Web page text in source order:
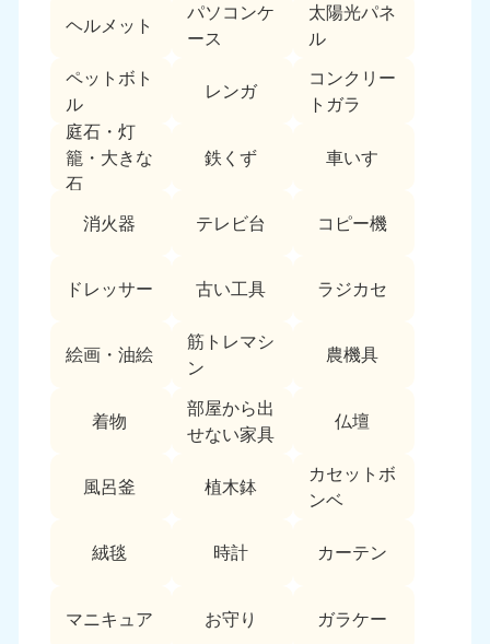
ヘルメット
パソコンケ
ース
太陽光パネ
ル
ペットボト
ル
レンガ
コンクリー
トガラ
庭石・灯
籠・大きな
石
鉄くず 車いす
消火器 テレビ台 コピー機
ドレッサー 古い工具 ラジカセ
絵画・油絵
筋トレマシ
ン
農機具
着物
部屋から出
せない家具
仏壇
風呂釜 植木鉢
カセットボ
ンベ
絨毯 時計 カーテン
マニキュア お守り ガラケー